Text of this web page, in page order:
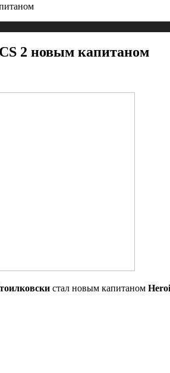
2 новым капитаном
стал новым капитаном